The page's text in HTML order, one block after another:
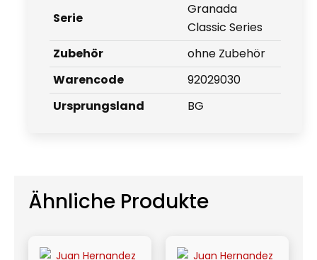
Serie
Granada
Classic Series
Zubehör
ohne Zubehör
Warencode
92029030
Ursprungsland
BG
Ähnliche Produkte